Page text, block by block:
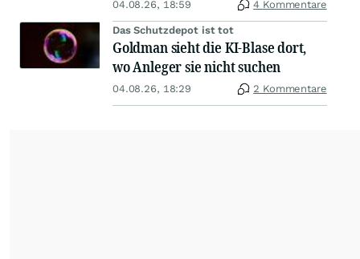
04.08.26, 18:59 4 Kommentare
Das Schutzdepot ist tot
Goldman sieht die KI-Blase dort,
wo Anleger sie nicht suchen
04.08.26, 18:29 2 Kommentare